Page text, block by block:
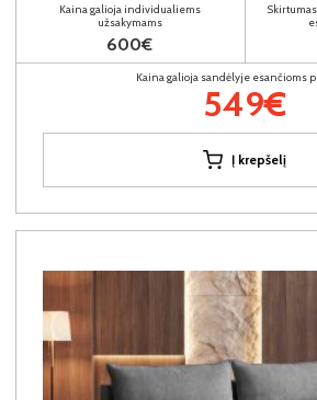
Kaina galioja individualiems
užsakymams
600€
Kaina galioja sandėlyje esančioms
549€
Į krepšelį